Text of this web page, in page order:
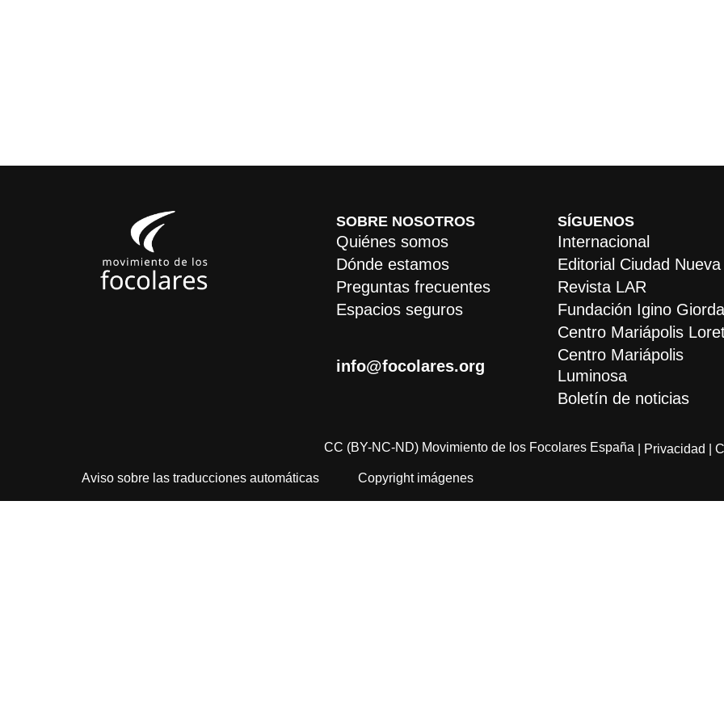
SOBRE NOSOTROS
Quiénes somos
Dónde estamos
Preguntas frecuentes
Espacios seguros
info@focolares.org
SÍGUENOS
Internacional
Editorial Ciudad Nueva
Revista LAR
Fundación Igino
Centro Mariápolis
Centro Mariápolis
Luminosa
Boletín de noticias
CC (BY-NC-ND) Movimiento de los Focolares España | Privacidad |
Aviso sobre las traducciones automáticas Copyright imágenes